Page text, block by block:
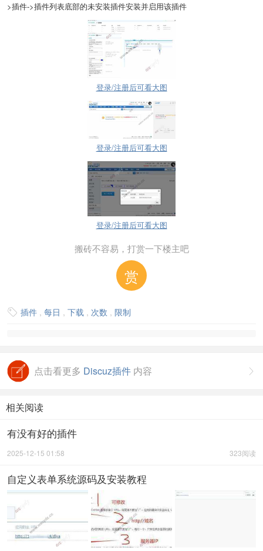
>插件->插件列表底部的未安装插件安装并启用该插件
登录/注册后可看大图
登录/注册后可看大图
登录/注册后可看大图
搬砖不容易，打赏一下楼主吧
赏
 插件 , 每日 , 下载 , 次数 , 限制

点击看更多 Discuz插件 内容
相关阅读
有没有好的插件
323阅读
2025-12-15 01:58
自定义表单系统源码及安装教程